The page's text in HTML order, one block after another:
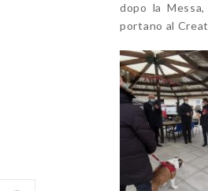
dopo la
portano al